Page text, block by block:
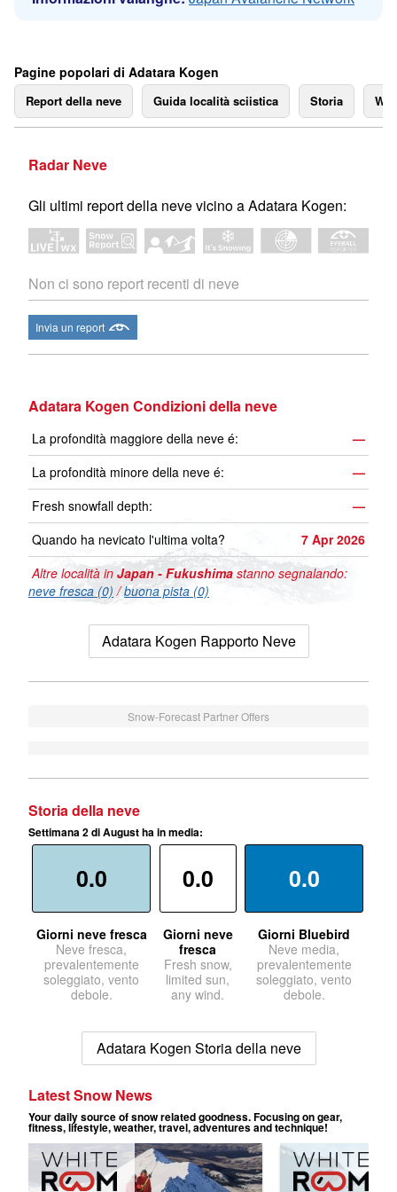
Pagine popolari di Adatara Kogen
Report della neve Guida località sciistica Storia
Radar Neve
Gli ultimi report della neve vicino a Adatara Kogen:
Non ci sono report recenti di neve
Invia un report
Adatara Kogen Condizioni della neve
La profondità maggiore della neve é:
—
La profondità minore della neve é:
—
Fresh snowfall depth:
—
Quando ha nevicato l'ultima volta?
7 Apr 2026
Altre località in Japan - Fukushima stanno segnalando:
neve fresca (0) /buona pista (0)
Adatara Kogen Rapporto Neve
Snow-Forecast Partner Offers
Storia della neve
Settimana 2 di August ha in media:
0.0
Giorni neve fresca
Neve fresca,
prevalentemente
soleggiato, vento
debole.
0.0
Giorni neve
fresca
Fresh snow,
limited sun,
any wind.
0.0
Giorni Bluebird
Neve media,
prevalentemente
soleggiato, vento
debole.
Adatara Kogen Storia della neve